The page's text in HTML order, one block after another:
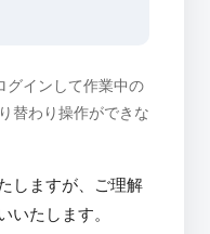
グインして作業中の
替わり操作ができな
しますが、ご理解
いたします。